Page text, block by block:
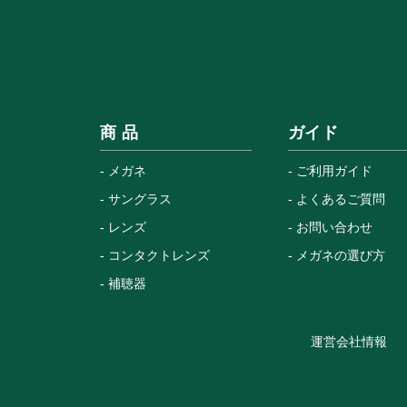
商 品
メガネ
サングラス
レンズ
コンタクトレンズ
補聴器
ガイド
ご利用ガイド
よくあるご質問
お問い合わせ
メガネの選び方
運営会社情報